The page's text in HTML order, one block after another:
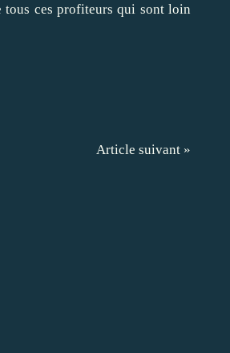
tous ces profiteurs qui sont loin
Article suivant »